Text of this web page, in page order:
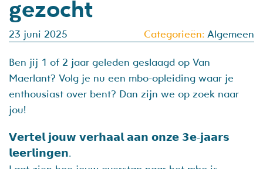
gezocht
23 juni 2025 Categorieën: Algemeen
Ben jij 1 of 2 jaar geleden geslaagd op Van
Maerlant? Volg je nu een mbo-opleiding waar je
enthousiast over bent? Dan zijn we op zoek naar
jou!
𝗩𝗲𝗿𝘁𝗲𝗹 𝗷𝗼𝘂𝘄 𝘃𝗲𝗿𝗵𝗮𝗮𝗹 𝗮𝗮𝗻 𝗼𝗻𝘇𝗲 𝟯𝗲-𝗷𝗮𝗮𝗿𝘀
𝗹𝗲𝗲𝗿𝗹𝗶𝗻𝗴𝗲𝗻.